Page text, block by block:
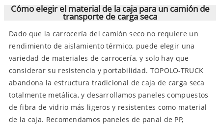
Cómo elegir el material de la caja para un camión de
transporte de carga seca
Dado que la carrocería del camión seco no requiere un
rendimiento de aislamiento térmico, puede elegir una
variedad de materiales de carrocería, y solo hay que
considerar su resistencia y portabilidad. TOPOLO-TRUCK
abandona la estructura tradicional de caja de carga seca
totalmente metálica, y desarrollamos paneles compuestos
de fibra de vidrio más ligeros y resistentes como material
de la caja. Recomendamos paneles de panal de PP,